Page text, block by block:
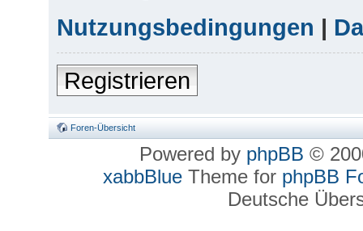
Nutzungsbedingungen |
Registrieren
Foren-Übersicht
Powered by phpBB ©
xabbBlue Theme for phpBB
Deutsche